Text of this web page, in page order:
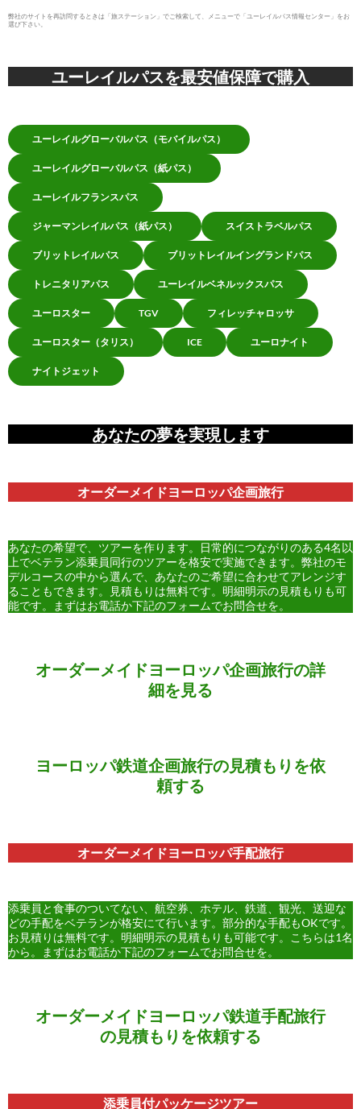
弊社のサイトを再訪問するときは「旅ステーション」でご検索して、メニューで「ユーレイルパス情報センター」をお
選び下さい。
ユーレイルパスを最安値保障で購入
ユーレイルグローバルパス（モバイルパス）
ユーレイルグローバルパス（紙パス）
ユーレイルフランスパス
ジャーマンレイルパス（紙パス） スイストラベルパス
ブリットレイルパス ブリットレイルイングランドパス
トレニタリアパス ユーレイルベネルックスパス
ユーロスター TGV フィレッチャロッサ
ユーロスター（タリス） ICE ユーロナイト
ナイトジェット
あなたの夢を実現します
オーダーメイドヨーロッパ企画旅行
あなたの希望で、ツアーを作ります。日常的につながりのある4名以
上でベテラン添乗員同行のツアーを格安で実施できます。弊社のモ
デルコースの中から選んで、あなたのご希望に合わせてアレンジす
ることもできます。見積もりは無料です。明細明示の見積もりも可
能です。まずはお電話か下記のフォームでお問合せを。
オーダーメイドヨーロッパ企画旅行の詳
細を見る
ヨーロッパ鉄道企画旅行の見積もりを依
頼する
オーダーメイドヨーロッパ手配旅行
添乗員と食事のついてない、航空券、ホテル、鉄道、観光、送迎な
どの手配をベテランが格安にて行います。部分的な手配もOKです。
お見積りは無料です。明細明示の見積もりも可能です。こちらは1名
から。まずはお電話か下記のフォームでお問合せを。
オーダーメイドヨーロッパ鉄道手配旅行
の見積もりを依頼する
添乗員付パッケージツアー